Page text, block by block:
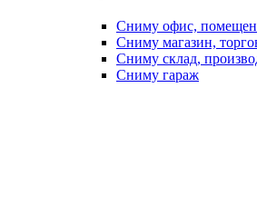
Сниму офис,
Сниму магазин,
Сниму склад,
Сниму гараж